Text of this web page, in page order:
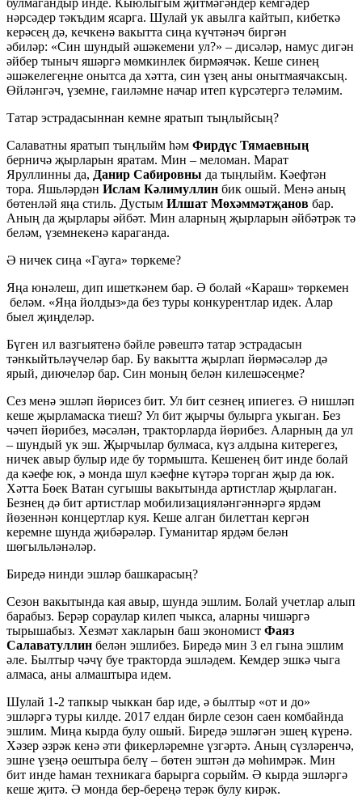
нәрсәдер тәкъдим ясарга. Шулай ук авылга кайтып, кибеткә
керәсең дә, кечкенә вакытта сиңа күчтәнәч биргән
әбиләр: «Син шундый әшәкемени ул?» – дисәләр, намус дигән
әйбер тыныч яшәргә мөмкинлек бирмәячәк. Кеше синең
әшәкелегеңне онытса да хәтта, син үзең аны онытмаячаксың.
Өйләнгәч, үземне, гаиләмне начар итеп күрсәтергә теләмим.
Татар эстрадасыннан кемне яратып тыңлыйсың?
Салаватны яратып тыңлыйм һәм Фирдүс Тямаевның
берничә җырларын яратам. Мин – меломан. Марат
Яруллинны да, Данир Сабировны да тыңлыйм. Кәефтән
тора. Яшьләрдән Ислам Кәлимуллин бик ошый. Менә аның
бөтенләй яңа стиль. Дустым Илшат Мөхәммәтҗанов бар.
Аның да җырлары әйбәт. Мин аларның җырларын әйбәтрәк тә
беләм, үземнекенә караганда.
Ә ничек сиңа «Гауга» төркеме?
Яңа юнәлеш, дип ишеткәнем бар. Ә болай «Караш» төркемен
беләм. «Яңа йолдыз»да без туры конкурентлар идек. Алар
быел җиңделәр.
Бүген ил вазгыятенә бәйле рәвештә татар эстрадасын
тәнкыйтьләүчеләр бар. Бу вакытта җырлап йөрмәсәләр дә
ярый, диючеләр бар. Син моның белән килешәсеңме?
Сез менә эшләп йөрисез бит. Ул бит сезнең ипиегез. Ә нишләп
кеше җырламаска тиеш? Ул бит җырчы булырга укыган. Без
чәчеп йөрибез, мәсәлән, тракторларда йөрибез. Аларның да ул
– шундый ук эш. Җырчылар булмаса, күз алдына китерегез,
ничек авыр булыр иде бу тормышта. Кешенең бит инде болай
да кәефе юк, ә монда шул кәефне күтәрә торган җыр да юк.
Хәтта Бөек Ватан сугышы вакытында артистлар җырлаган.
Безнең дә бит артистлар мобилизацияләнгәннәргә ярдәм
йөзеннән концертлар куя. Кеше алган билеттан кергән
керемне шунда җибәрәләр. Гуманитар ярдәм белән
шөгыльләнәләр.
Биредә нинди эшләр башкарасың?
Сезон вакытында кая авыр, шунда эшлим. Болай учетлар алып
барабыз. Берәр сораулар килеп чыкса, аларны чишәргә
тырышабыз. Хезмәт хакларын баш экономист Фаяз
Салаватуллин белән эшлибез. Биредә мин 3 ел гына эшлим
әле. Былтыр чәчү буе тракторда эшләдем. Кемдер эшкә чыга
алмаса, аны алмаштыра идем.
Шулай 1-2 тапкыр чыккан бар иде, ә былтыр «от и до»
эшләргә туры килде. 2017 елдан бирле сезон саен комбайнда
эшлим. Миңа кырда булу ошый. Биредә эшләгән эшең күренә.
Хәзер әзрәк кенә әти фикерләремне үзгәртә. Аның сүзләренчә,
эшне үзеңә оештыра белү – бөтен эштән дә мөһимрәк. Мин
бит инде һаман техникага барырга сорыйм. Ә кырда эшләргә
кеше җитә. Ә монда бер-береңә терәк булу кирәк.